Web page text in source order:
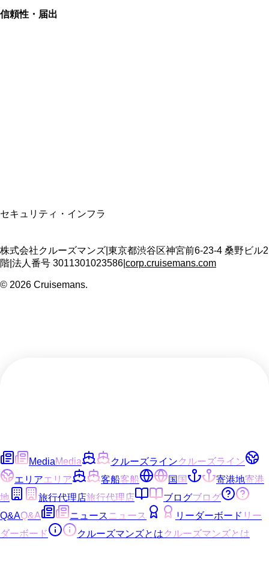
信頼性・届出
セキュリティ・インフラ
株式会社クルーズマンズ 東京都渋谷区神宮前6-23-4 桑野ビル2
階 法人番号 3011301023586 corp.cruisemans.com
© 2026 Cruisemans.
MediaMedia クルーズラインクルーズライン
エリアエリア 客船客船 国国 寄港地寄港
地
旅行代理店旅行代理店 ブログブログ
Q&AQ&A ニュース ニュース リーダーボード リー
ダーボード
クルーズマンズとはクルーズマンズとは